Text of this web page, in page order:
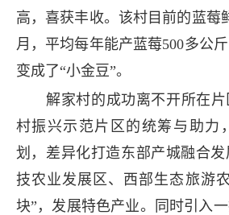
高，喜获丰收。该村目前的蓝莓
月，平均每年能产蓝莓500多公
变成了“小金豆”。
解家村的成功离不开所在
村振兴示范片区的统筹与助力
划，差异化打造东部产城融合
技农业发展区、西部生态旅游
块”，发展特色产业。同时引入